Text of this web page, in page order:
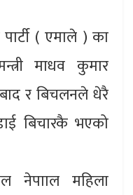
( एमाले ) का
माधव कुमार
र बिचलनले धेरै
बिचारकै भएको
नेपााल महिला